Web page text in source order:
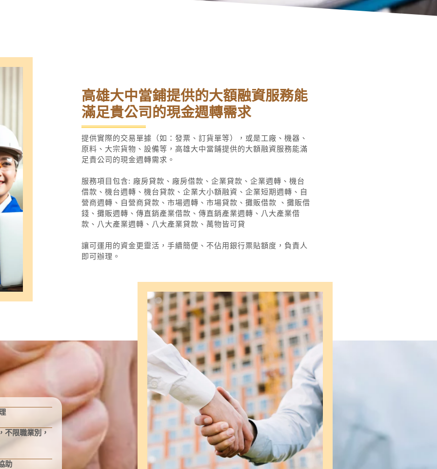
高雄大中當鋪提供的大額融資服務能
滿足貴公司的現金週轉需求
提供實際的交易單據（如：發票、訂貨單等），或是工廠、機器、
原料、大宗貨物、設備等，高雄大中當鋪提供的大額融資服務能滿
足貴公司的現金週轉需求。
服務項目包含: 廠房貸款、廠房借款、企業貸款、企業週轉、機台
借款、機台週轉、機台貸款、企業大小額融資、企業短期週轉、自
營商週轉、自營商貸款、市場週轉、市場貸款、攤販借款
、攤販借
錢、攤販週轉、傳直銷產業借款、傳直銷產業週轉、八大產業借
款、八大產業週轉、八大產業貸款、萬物皆可貸
讓可運用的資金更靈活，手續簡便、不佔用銀行票貼額度，負責人
即可辦理。
不限職業別，
助